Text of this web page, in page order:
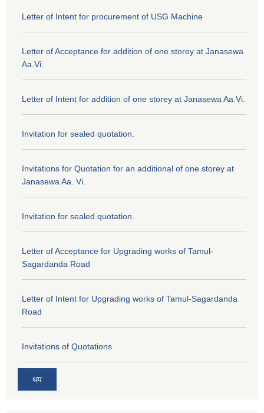
Letter of Intent for procurement of USG Machine
Letter of Acceptance for addition of one storey at Janasewa
Aa.Vi.
Letter of Intent for addition of one storey at Janasewa Aa.Vi.
Invitation for sealed quotation.
Invitations for Quotation for an additional of one storey at
Janasewa Aa. Vi.
Invitation for sealed quotation.
Letter of Acceptance for Upgrading works of Tamul-
Sagardanda Road
Letter of Intent for Upgrading works of Tamul-Sagardanda
Road
Invitations of Quotations
थप